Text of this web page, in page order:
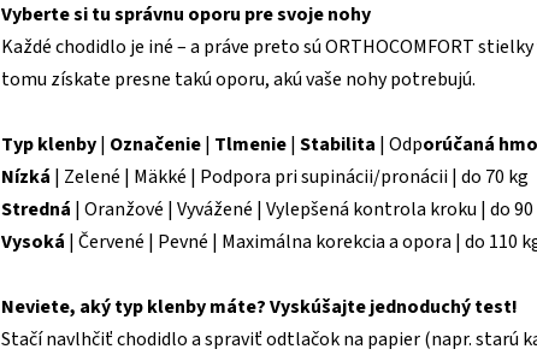
Vyberte si tu správnu oporu pre svoje nohy
Každé chodidlo je iné – a práve preto sú ORTHOCOMFORT
tomu získate presne takú oporu, akú vaše nohy potrebujú.
Typ klenby| Označenie| Tlmenie|Stabilita | Odporúčaná
Nízká | Zelené | Mäkké | Podpora pri supinácii/pronácii | do 70 kg
Stredná | Oranžové | Vyvážené | Vylepšená kontrola kroku | do
Vysoká | Červené | Pevné | Maximálna korekcia a opora | do 110
Neviete, aký typ klenby máte? Vyskúšajte jednoduchý test!
Stačí navlhčiť chodidlo a spraviť odtlačok na papier (napr. starú